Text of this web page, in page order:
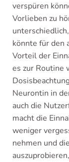
verspüren
Vorlieben zu
könnte für den
Vorteil der
es zur Routine
Neurontin in
auch die
macht die
weniger
nehmen und